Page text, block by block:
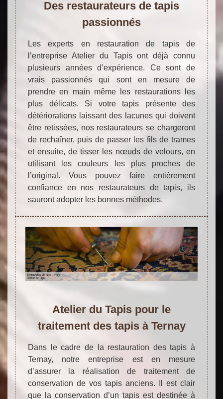
Des restaurateurs de tapis
passionnés
Les experts en restauration de tapis de
l’entreprise Atelier du Tapis ont déjà connu
plusieurs années d’expérience. Ce sont de
vrais passionnés qui sont en mesure de
prendre en main même les restaurations les
plus délicats. Si votre tapis présente des
détériorations laissant des lacunes qui doivent
être retissées, nos restaurateurs se chargeront
de rechaîner, puis de passer les fils de trames
et ensuite, de tisser les nœuds de velours, en
utilisant les couleurs les plus proches de
l’original. Vous pouvez faire entièrement
confiance en nos restaurateurs de tapis, ils
sauront adopter les bonnes méthodes.
Atelier du Tapis pour le
traitement des tapis à Ternay
Dans le cadre de la restauration des tapis à
Ternay, notre entreprise est en mesure
d’assurer la réalisation de traitement de
conservation de vos tapis anciens. Il est clair
que la conservation d’un tapis est destinée à